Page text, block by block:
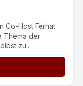
Co-Host Ferhat
Thema der
zu...